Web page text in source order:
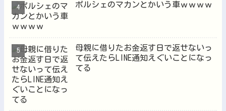
ポルシェのマカンとかいう車ｗｗｗｗ
母親に借りたお金返す日で返せないっ
て伝えたらLINE通知えぐいことになっ
てる